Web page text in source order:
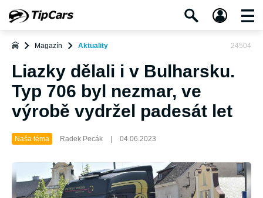
Magazín Aktuality 24504
Liazky dělali i v Bulharsku.
Typ 706 byl nezmar, ve
výrobě vydržel padesát let
Naša téma Radek Pecák 04.06.2023